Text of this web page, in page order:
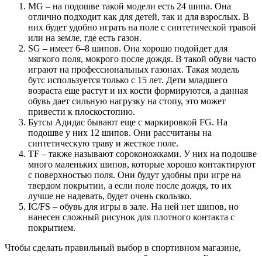
MG – на подошве такой модели есть 24 шипа. Она
отлично подходит как для детей, так и для взрослых. В
них будет удобно играть на поле с синтетической травой
или на земле, где есть газон.
SG – имеет 6–8 шипов. Она хорошо подойдет для
мягкого поля, мокрого после дождя. В такой обуви часто
играют на профессиональных газонах. Такая модель
бутс используется только с 15 лет. Дети младшего
возраста еще растут и их кости формируются, а данная
обувь дает сильную нагрузку на стопу, это может
привести к плоскостопию.
Бутсы Адидас бывают еще с маркировкой FG. На
подошве у них 12 шипов. Они рассчитаны на
синтетическую траву и жесткое поле.
TF – также называют сороконожками. У них на подошве
много маленьких шипов, которые хорошо контактируют
с поверхностью поля. Они будут удобны при игре на
твердом покрытии, а если поле после дождя, то их
лучше не надевать, будет очень скользко.
IC/FS – обувь для игры в зале. На ней нет шипов, но
нанесен сложный рисунок для плотного контакта с
покрытием.
Чтобы сделать правильный выбор в спортивном магазине,